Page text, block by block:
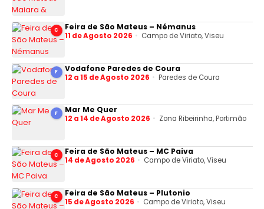
C Feira de São Mateus – Némanus
11 de Agosto 2026 Campo de Viriato, Viseu
F Vodafone Paredes de Coura
12 a 15 de Agosto 2026 Paredes de Coura
F Mar Me Quer
12 a 14 de Agosto 2026 Zona Ribeirinha, Portimão
C Feira de São Mateus – MC Paiva
14 de Agosto 2026 Campo de Viriato, Viseu
C Feira de São Mateus – Plutonio
15 de Agosto 2026 Campo de Viriato, Viseu